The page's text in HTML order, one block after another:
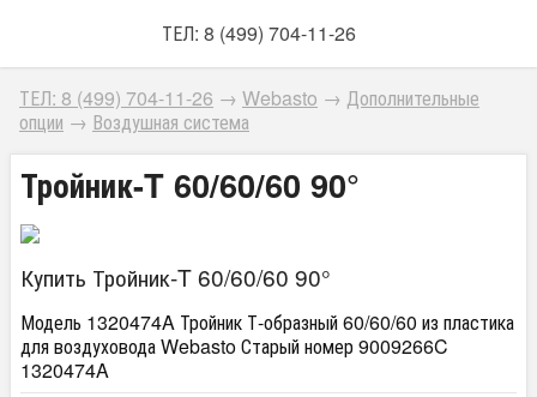
ТЕЛ: 8 (499) 704-11-26
ТЕЛ: 8 (499) 704-11-26 → Webasto → Дополнительные
опции → Воздушная система
Тройник-T 60/60/60 90°
Купить Тройник-T 60/60/60 90°
Модель 1320474A Тройник Т-образный 60/60/60 из пластика
для воздуховода Webasto Старый номер 9009266C
1320474A